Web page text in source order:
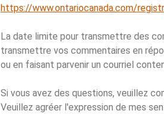
https://www.ontariocanada.com/
La date limite pour transmettre des
transmettre vos commentaires en
ou en faisant parvenir un courriel
Si vous avez des questions, veuillez
Veuillez agréer l'expression de mes